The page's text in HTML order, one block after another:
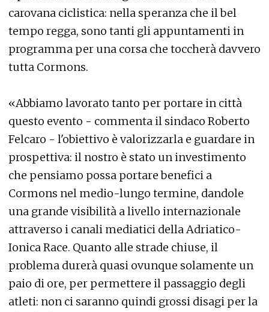
carovana ciclistica: nella speranza che il bel
tempo regga, sono tanti gli appuntamenti in
programma per una corsa che toccherà davvero
tutta Cormons.
«Abbiamo lavorato tanto per portare in città
questo evento - commenta il sindaco Roberto
Felcaro - l'obiettivo è valorizzarla e guardare in
prospettiva: il nostro è stato un investimento
che pensiamo possa portare benefici a
Cormons nel medio-lungo termine, dandole
una grande visibilità a livello internazionale
attraverso i canali mediatici della Adriatico-
Ionica Race. Quanto alle strade chiuse, il
problema durerà quasi ovunque solamente un
paio di ore, per permettere il passaggio degli
atleti: non ci saranno quindi grossi disagi per la